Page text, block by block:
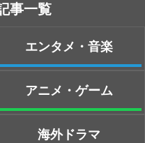
事一覧
エンタメ・音楽
アニメ・ゲーム
海外ドラマ